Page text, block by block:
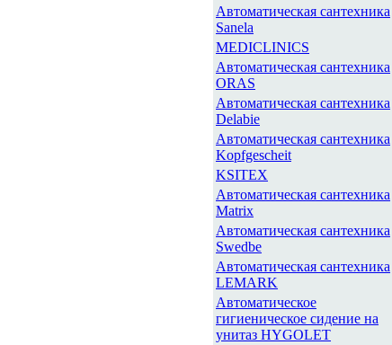
Автоматическая сантехника
Sanela
MEDICLINICS
Автоматическая сантехника
ORAS
Автоматическая сантехника
Delabie
Автоматическая сантехника
Kopfgescheit
KSITEX
Автоматическая сантехника
Matrix
Автоматическая сантехника
Swedbe
Автоматическая сантехника
LEMARK
Автоматическое
гигиеническое сидение на
унитаз HYGOLET